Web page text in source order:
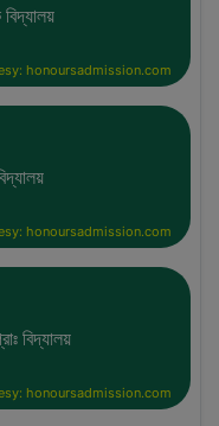
honoursadmission.com
honoursadmission.com
বিদ্যালয়
honoursadmission.com